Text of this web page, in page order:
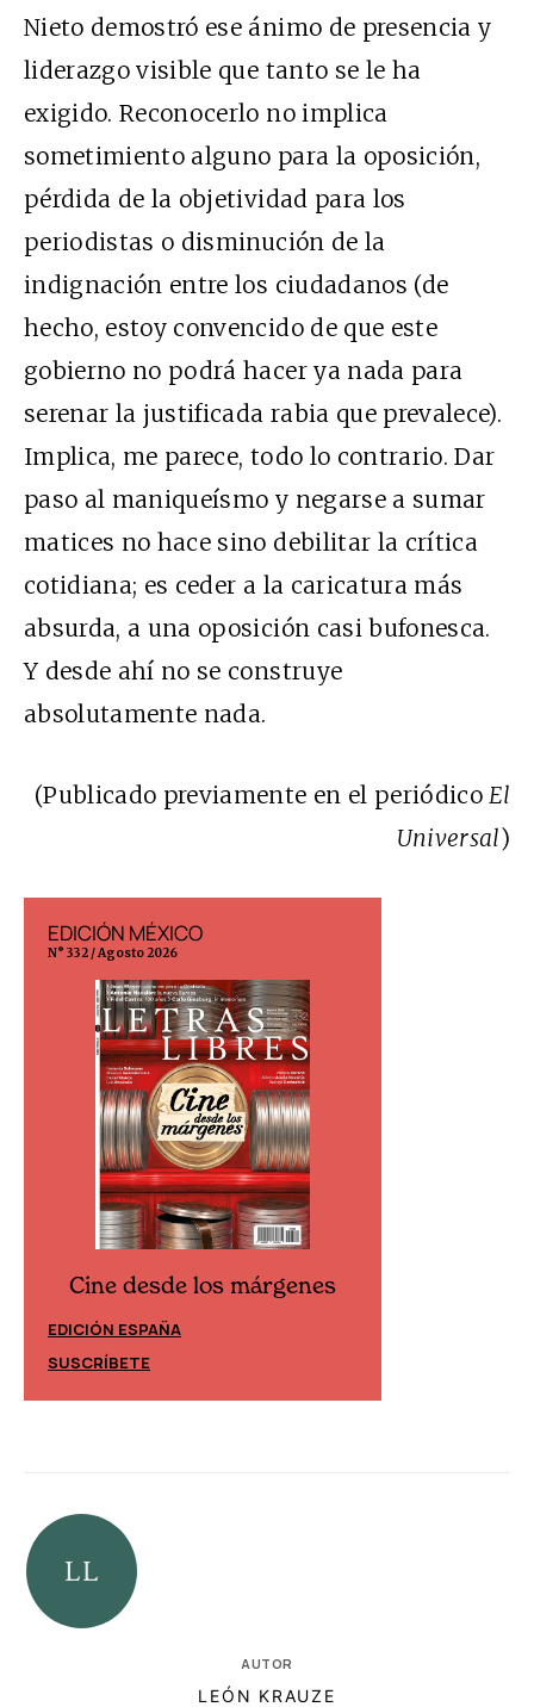
Nieto demostró ese ánimo de presencia y
liderazgo visible que tanto se le ha
exigido. Reconocerlo no implica
sometimiento alguno para la oposición,
pérdida de la objetividad para los
periodistas o disminución de la
indignación entre los ciudadanos (de
hecho, estoy convencido de que este
gobierno no podrá hacer ya nada para
serenar la justificada rabia que prevalece).
Implica, me parece, todo lo contrario. Dar
paso al maniqueísmo y negarse a sumar
matices no hace sino debilitar la crítica
cotidiana; es ceder a la caricatura más
absurda, a una oposición casi bufonesca.
Y desde ahí no se construye
absolutamente nada.
(Publicado previamente en el periódicoEl
Universal)
EDICIÓN MÉXICO
N° 332 / Agosto 2026
Cine desde los márgenes
EDICIÓN ESPAÑA
SUSCRÍBETE
AUTOR
LEÓN KRAUZE